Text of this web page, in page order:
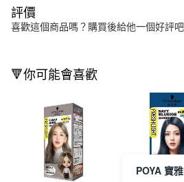
評價
喜歡這個商品嗎？購買後給他一個好評吧
🔻你可能會喜歡
POYA 寶雅